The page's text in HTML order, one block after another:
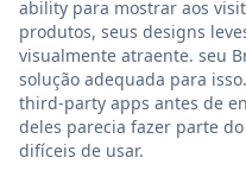
ability para mostrar aos
produtos, seus designs
visualmente atraente. seu
solução adequada para
third-party apps antes de
deles parecia fazer parte
difíceis de usar.